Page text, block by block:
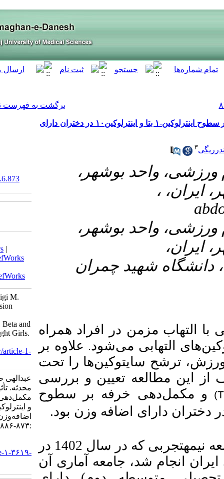
تأثیر۶ هفته تمرینات معلق(TRX) و مکمل‌دهی خرفه بر سطوح اینترلوکین-۱ بتا و اینترلوکین۱۰ در دختران دارای
افرادهمراه
.علاوه بر
را تحت‌
و بررسی
بر سطوح
مطالعه نیمه­تجربی که در سال 1402 در
آماری آن
‎ 10.61186/armaghanj.29.6.873
BibTeX
ProCite
Reference Manager
Mendeley
Zotero RefWorks
Abdollahi S, Dehghan E, Bandarigi M.
The Effect of 6 Weeks of Suspension
Supplementation on Interleukin-1 Beta and
Interleukin-10 Levels in Overweight Girls.
armaghanj 2024; 29 (6) :873-886
URL:http://armaghanj.yums.ac.ir/article-1-
3619-fa.html
عبدالهی صادق، دهقان الهام، بندرریگی
محدثه. تأثیر۶ هفته تمرینات معلق(TRX) و
مکمل‌دهی خرفه بر سطوح اینترلوکین-۱ بتا
اضافه‌وزن. ارمغان دانش. ۱۴۰۳; ۲۹ (۶)
http://armaghanj.yums.ac.ir/article-۱-۳۶۱۹-